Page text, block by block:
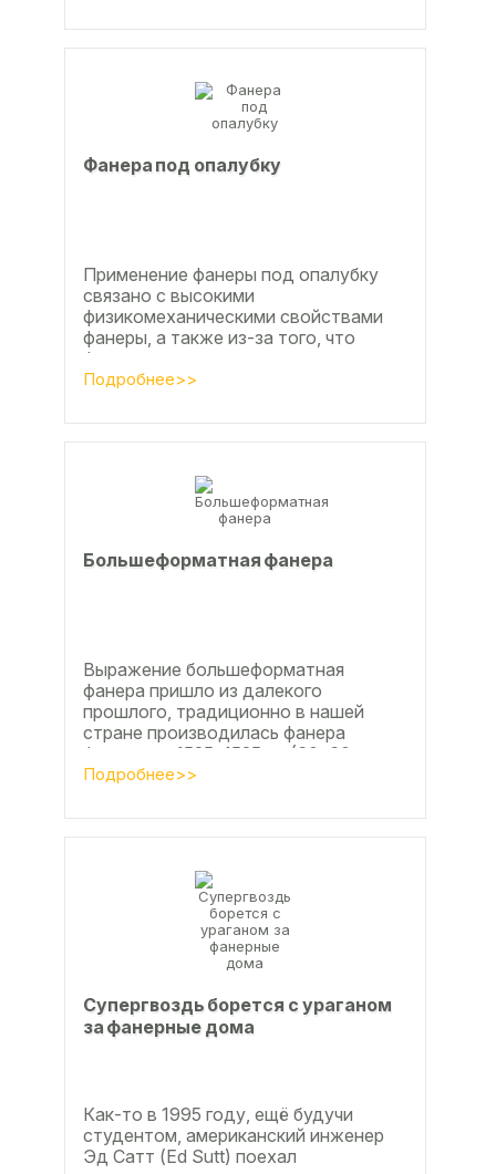
Фанера под опалубку
Применение фанеры под опалубку
связано с высокими
физикомеханическими свойствами
фанеры, а также из-за того, что
фанера позволяет получать
достаточно большие ровные
Подробнее>>
Большеформатная фанера
Выражение большеформатная
фанера пришло из далекого
прошлого, традиционно в нашей
стране производилась фанера
форматом 1525х1525мм (60х60
дюймов), форматы отличающиеся в
Подробнее>>
Супергвоздь борется с ураганом
за фанерные дома
Как-то в 1995 году, ещё будучи
студентом, американский инженер
Эд Сатт (Ed Sutt) поехал